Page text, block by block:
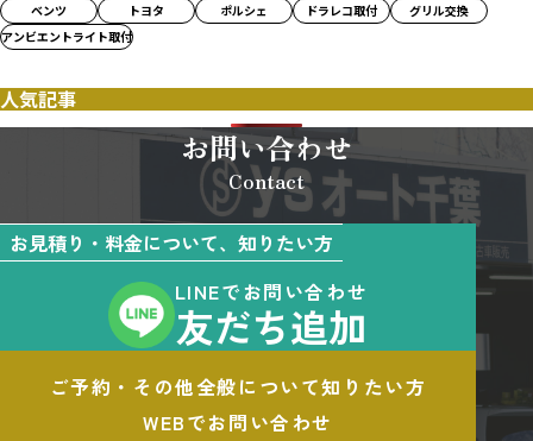
ベンツ トヨタ ポルシェ ドラレコ取付
グリル交換
アンビエントライト取付
人気記事
お問い合わせ
Contact
お見積り・料金について、知りたい方
LINEでお問い合わせ
友だち追加
ご予約・その他全般について知りたい方
WEBでお問い合わせ